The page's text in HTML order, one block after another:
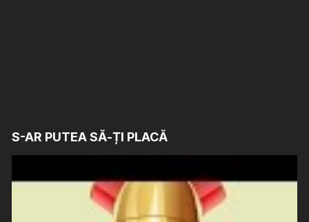
S-AR PUTEA SĂ-ȚI PLACĂ